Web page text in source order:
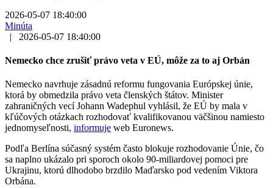
2026-05-07 18:40:00
Minúta
|
2026-05-07 18:40:00
Nemecko chce zrušiť právo veta v EÚ, môže za to aj Orbán
Nemecko navrhuje zásadnú reformu fungovania Európskej únie,
ktorá by obmedzila právo veta členských štátov. Minister
zahraničných vecí Johann Wadephul vyhlásil, že EÚ by mala v
kľúčových otázkach rozhodovať kvalifikovanou väčšinou namiesto
jednomyseľnosti, informuje web Euronews.
Podľa Berlína súčasný systém často blokuje rozhodovanie Únie, čo
sa naplno ukázalo pri sporoch okolo 90-miliardovej pomoci pre
Ukrajinu, ktorú dlhodobo brzdilo Maďarsko pod vedením Viktora
Orbána.